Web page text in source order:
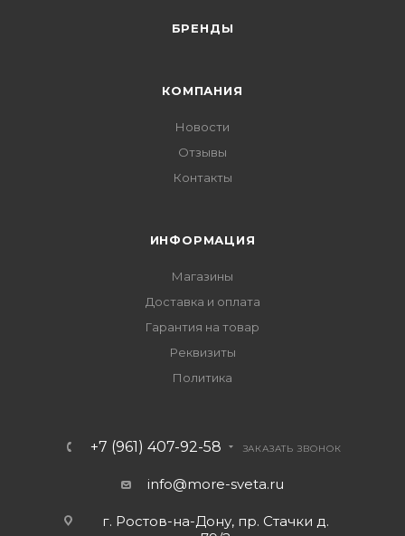
БРЕНДЫ
КОМПАНИЯ
Новости
Отзывы
Контакты
ИНФОРМАЦИЯ
Магазины
Доставка и оплата
Гарантия на товар
Реквизиты
Политика
+7 (961) 407-92-58 ЗАКАЗАТЬ ЗВОНОК
info@more-sveta.ru
г. Ростов-на-Дону, пр. Стачки д.